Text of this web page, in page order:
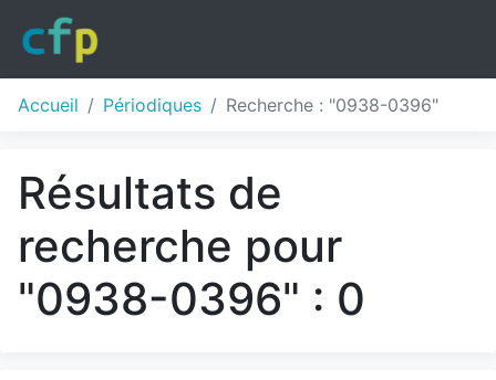
Accueil Périodiques Recherche : "0938-0396"
Résultats de
recherche pour
"0938-0396" : 0